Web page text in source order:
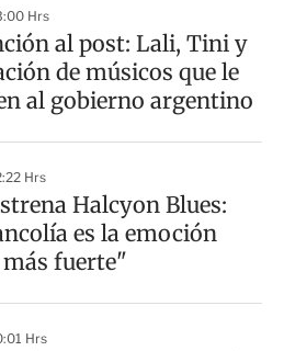
Hrs
al post: Lali, Tini y
de músicos que le
al gobierno argentino
Hrs
Halcyon Blues:
es la emoción
fuerte"
Hrs